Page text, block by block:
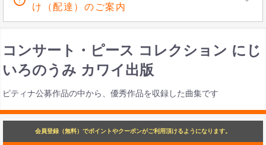
け（配達）のご案内
コンサート・ピース コレクション にじ
いろのうみ カワイ出版
ピティナ公募作品の中から、優秀作品を収録した曲集です
会員登録（無料）でポイントやクーポンがご利用頂けるようになります。